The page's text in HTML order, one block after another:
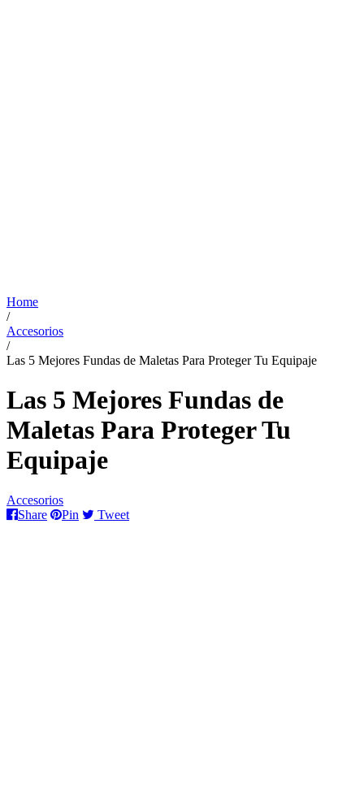
Home
/
Accesorios
/
Las 5 Mejores Fundas de Maletas Para Proteger Tu Equipaje
Las 5 Mejores Fundas de
Maletas Para Proteger Tu
Equipaje
Accesorios
Share
Pin Tweet